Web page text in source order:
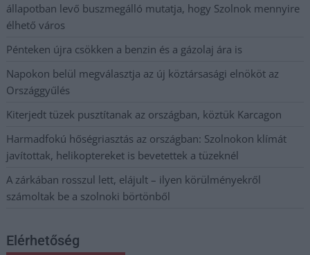
állapotban levő buszmegálló mutatja, hogy Szolnok mennyire
élhető város
Pénteken újra csökken a benzin és a gázolaj ára is
Napokon belül megválasztja az új köztársasági elnököt az
Országgyűlés
Kiterjedt tüzek pusztítanak az országban, köztük Karcagon
Harmadfokú hőségriasztás az országban: Szolnokon klímát
javítottak, helikoptereket is bevetettek a tüzeknél
A zárkában rosszul lett, elájult – ilyen körülményekről
számoltak be a szolnoki börtönből
Elérhetőség